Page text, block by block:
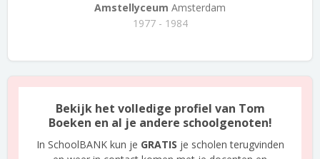
Amstellyceum Amsterdam
1977 - 1984
Bekijk het volledige profiel van Tom
Boeken en al je andere schoolgenoten!
In SchoolBANK kun je GRATIS je scholen terugvinden